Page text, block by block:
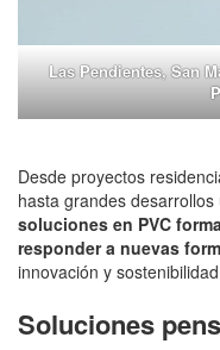
Las Pendientes, San
Desde proyectos
hasta grandes
soluciones en PVC
responder a nuevas
innovación y
Soluciones